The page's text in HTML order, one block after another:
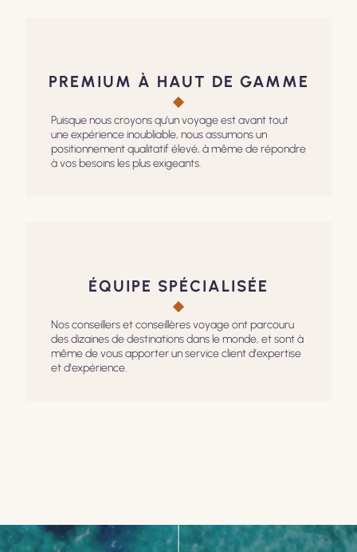
PREMIUM À HAUT DE GAMME
Puisque nous croyons qu'un voyage est avant tout
une expérience inoubliable, nous assumons un
positionnement qualitatif élevé, à même de répondre
à vos besoins les plus exigeants.
ÉQUIPE SPÉCIALISÉE
Nos conseillers et conseillères voyage ont parcouru
des dizaines de destinations dans le monde, et sont à
même de vous apporter un service client d'expertise
et d'expérience.